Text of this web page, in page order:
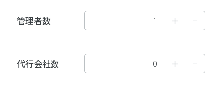
管理者数
代行会社数